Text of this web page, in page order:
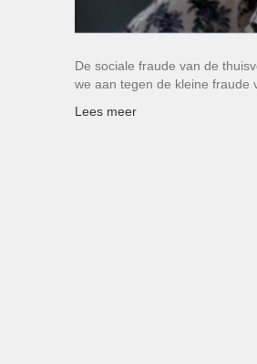
De sociale fraude van de
we aan tegen de kleine fraude
Lees meer